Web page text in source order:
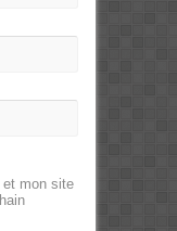
et mon site